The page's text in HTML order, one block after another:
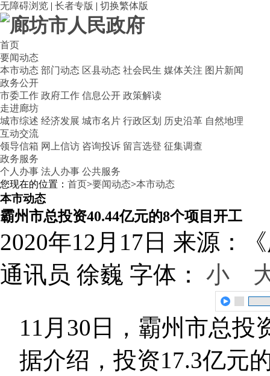
无障碍浏览 | 长者专版 | 切换繁体版
首页
要闻动态
本市动态 部门动态 区县动态 社会民生 媒体关注 图片新闻
政务公开
市委工作 政府工作 信息公开 政策解读
走进廊坊
城市综述 经济发展 城市名片 行政区划 历史沿革 自然地理
互动交流
领导信箱 网上信访 咨询投诉 留言选登 征集调查
政务服务
个人办事 法人办事 公共服务
您现在的位置： 首页>要闻动态>本市动态
本市动态
霸州市总投资40.44亿元的8个项目开工
2020年12月17日 来源：
通讯员 徐巍 字体： 小
11月30日，霸州市总投
据介绍，投资17.3亿元